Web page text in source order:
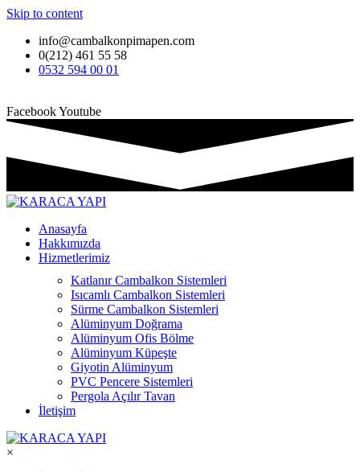
Skip to content
info@cambalkonpimapen.com
0(212) 461 55 58
0532 594 00 01
FacebookYoutube
Anasayfa
Hakkımızda
Hizmetlerimiz
Katlanır Cambalkon Sistemleri
Isıcamlı Cambalkon Sistemleri
Sürme Cambalkon Sistemleri
Alüminyum Doğrama
Alüminyum Ofis Bölme
Alüminyum Küpeşte
Giyotin Alüminyum
PVC Pencere Sistemleri
Pergola Açılır Tavan
İletişim
×